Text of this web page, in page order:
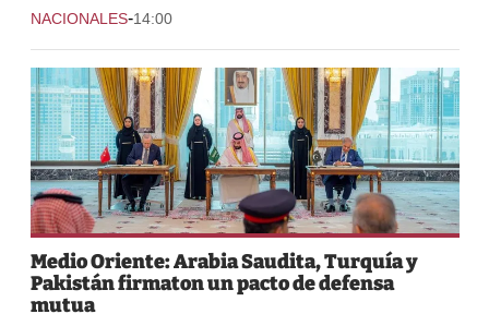
NACIONALES-14:00
Medio Oriente: Arabia Saudita, Turquía y
Pakistán firmaton un pacto de defensa
mutua